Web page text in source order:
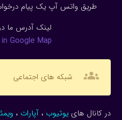
طریق واتس آپ یک پیام
لینک آدرس ما
Google Map
groups شبکه های اجتماعی
در کانال هاییوتیوب ، آپارات ،